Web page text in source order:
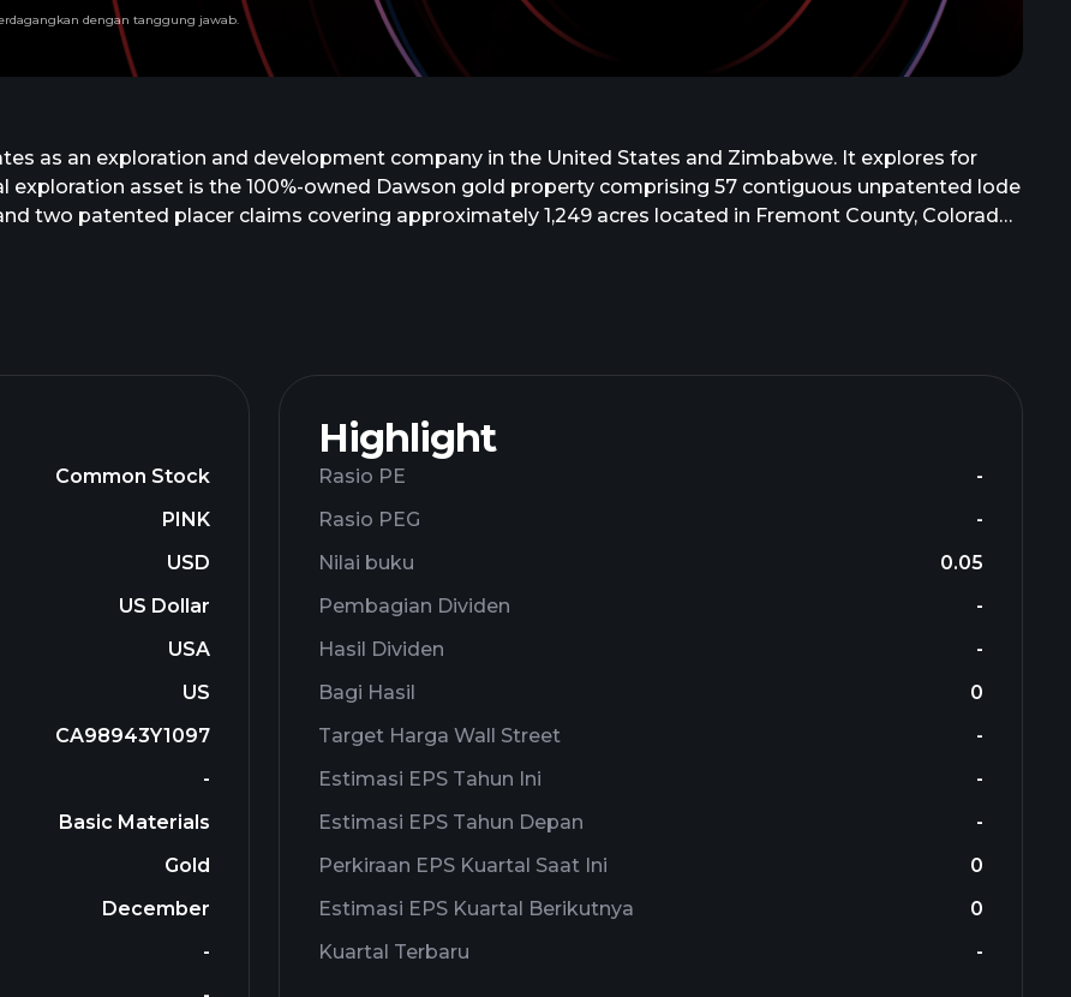
as an exploration and development company in the United States and Zimbabwe. It explores for
exploration asset is the 100%-owned Dawson gold property comprising 57 contiguous unpatented lode
two patented placer claims covering approximately 1,249 acres located in Fremont County, Colorado.
Common Stock
PINK
USD
US Dollar
USA
US
CA98943Y1097
-
Basic Materials
Gold
December
-
Highlight
Rasio PE
-
Rasio PEG
-
Nilai buku
0.05
Pembagian Dividen
-
Hasil Dividen
-
Bagi Hasil
0
Target Harga Wall Street
-
Estimasi EPS Tahun Ini
-
Estimasi EPS Tahun Depan
-
Perkiraan EPS Kuartal Saat Ini
0
Estimasi EPS Kuartal Berikutnya
0
Kuartal Terbaru
-
dengan tanggung jawab.